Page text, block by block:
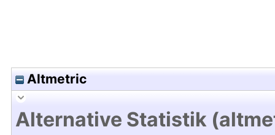
Altmetric
Alternative Statistik